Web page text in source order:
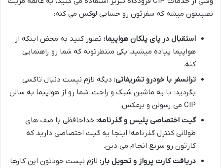
نصیبتون میشه که سفرتون رو حسابی لوکس می کنه:
استقبال در پای پلکان هواپیما: تصور کنید به محض اینکه از
هواپیما پیاده میشید، یکی منتظرتونه که شما رو راهنمایی
کنه.
ترانسفر با خودرو تشریفاتی: دیگه لازم نیست دنبال تاکسی
بگردید؛ با یه ماشین شیک و راحت، شما رو از هواپیما به سالن
CIP می رسونن و برعکس.
گیت اختصاصی پلیس و گذرنامه: خداحافظی با صف های
طولانی کنترل گذرنامه! اینجا یه گیت اختصاصی دارید که
کارتون رو سریع انجام می دین.
دریافت کارت پرواز و تحویل بار: لازم نیست خودتون این کارها